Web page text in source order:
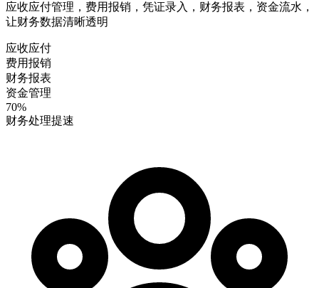
应收应付管理，费用报销，凭证录入，财务报表，资金流水，
让财务数据清晰透明
应收应付
费用报销
财务报表
资金管理
70%
财务处理提速